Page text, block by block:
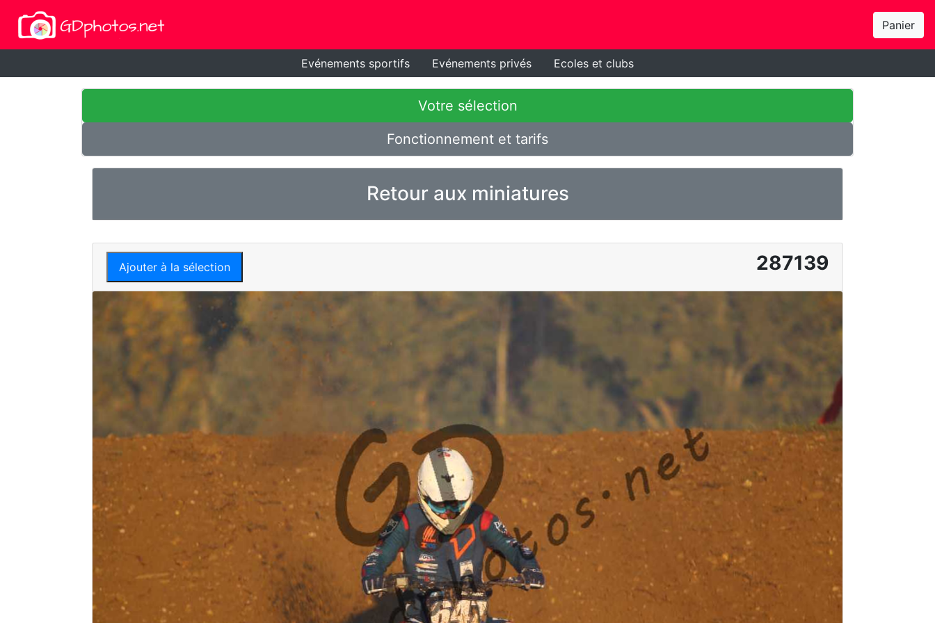
Panier
Evénements sportifs Evénements privés Ecoles et clubs
Votre sélection
Fonctionnement et tarifs
Retour aux miniatures
Ajouter à la sélection 287139